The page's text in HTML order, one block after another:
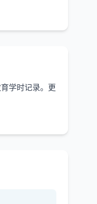
学时记录。更